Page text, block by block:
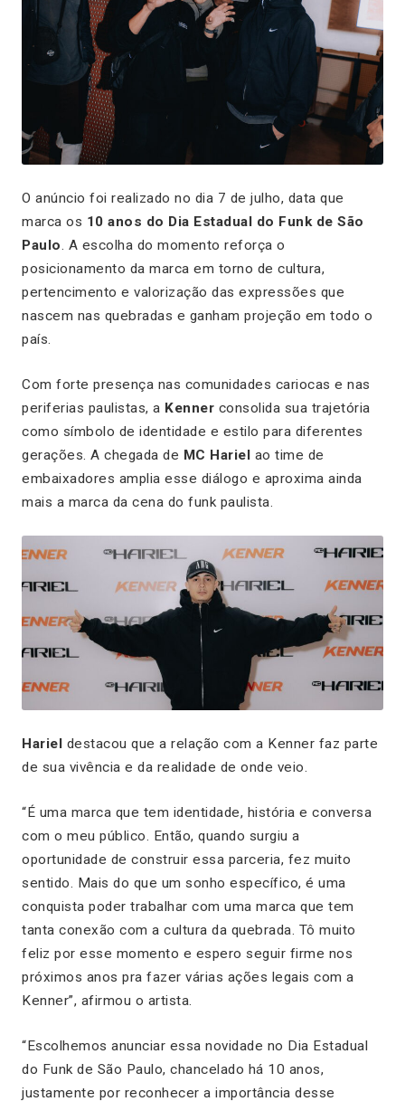
O anúncio foi realizado no dia 7 de julho, data que
marca os 10 anos do Dia Estadual do Funk de São
Paulo. A escolha do momento reforça o
posicionamento da marca em torno de cultura,
pertencimento e valorização das expressões que
nascem nas quebradas e ganham projeção em todo o
país.
Com forte presença nas comunidades cariocas e nas
periferias paulistas, a Kenner consolida sua trajetória
como símbolo de identidade e estilo para diferentes
gerações. A chegada de MC Hariel ao time de
embaixadores amplia esse diálogo e aproxima ainda
mais a marca da cena do funk paulista.
Hariel destacou que a relação com a Kenner faz parte
de sua vivência e da realidade de onde veio.
“É uma marca que tem identidade, história e conversa
com o meu público. Então, quando surgiu a
oportunidade de construir essa parceria, fez muito
sentido. Mais do que um sonho específico, é uma
conquista poder trabalhar com uma marca que tem
tanta conexão com a cultura da quebrada. Tô muito
feliz por esse momento e espero seguir firme nos
próximos anos pra fazer várias ações legais com a
Kenner”, afirmou o artista.
“Escolhemos anunciar essa novidade no Dia Estadual
do Funk de São Paulo, chancelado há 10 anos,
justamente por reconhecer a importância desse